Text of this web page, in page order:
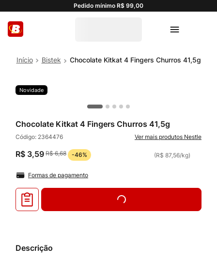
Pedido mínimo R$ 99,00
Bistek Chocolate Kitkat 4 Fingers Churros 41,5g
Novidade
Chocolate Kitkat 4 Fingers Churros 41,5g
Código: 2364476 Nestle
R$ 3,59 R$ 6,68 -46% (R$ 87,56/kg)
Formas de pagamento
Descrição